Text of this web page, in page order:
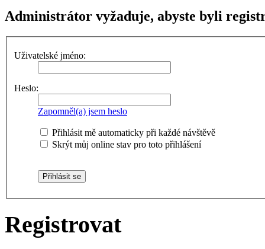
Administrátor vyžaduje, abyste byli
Uživatelské jméno:
Heslo:
Zapomněl(a) jsem heslo
Přihlásit mě automaticky při každé návštěvě
Skrýt můj online stav pro toto přihlášení
Registrovat